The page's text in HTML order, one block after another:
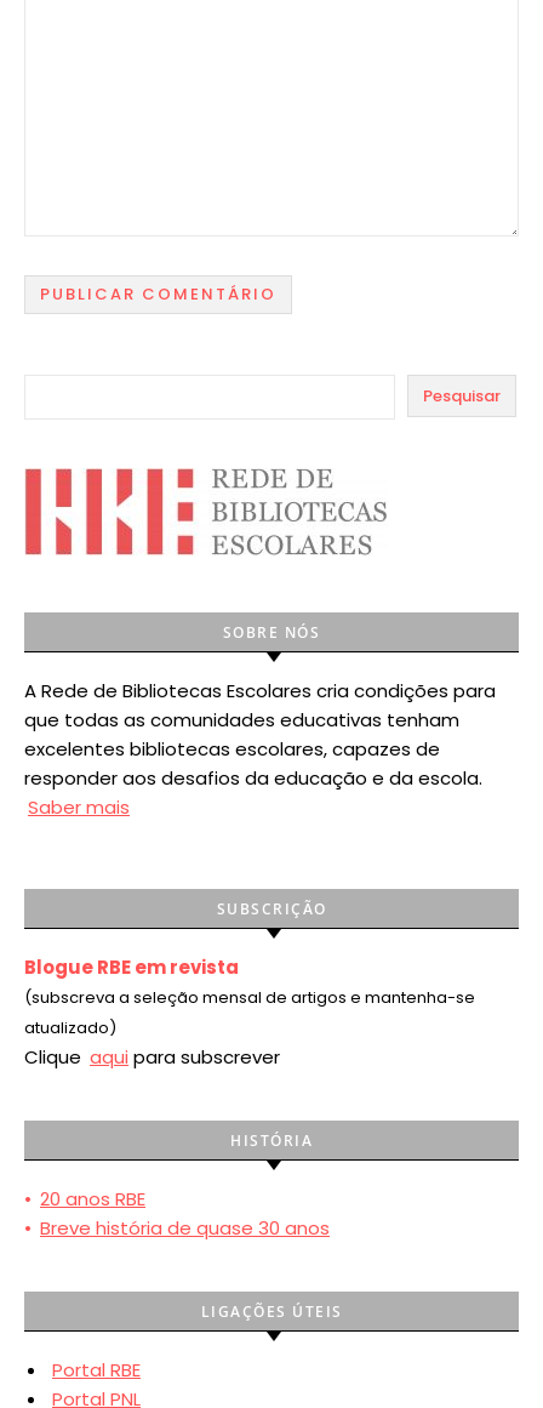
Pesquisar
SOBRE NÓS
A Rede de Bibliotecas Escolares cria condições para
que todas as comunidades educativas tenham
excelentes bibliotecas escolares, capazes de
responder aos desafios da educação e da escola.
Saber mais
SUBSCRIÇÃO
Blogue RBE em revista
(subscreva a seleção mensal de artigos e mantenha-se
atualizado)
Clique aqui para subscrever
HISTÓRIA
• 20 anos RBE
• Breve história de quase 30 anos
LIGAÇÕES ÚTEIS
Portal RBE
Portal PNL